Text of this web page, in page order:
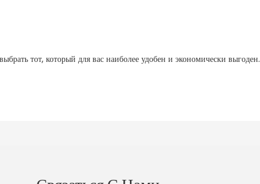
тот, который для вас наиболее удобен и экономически выгоден.